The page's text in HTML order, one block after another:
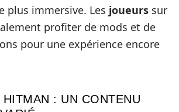
plus immersive. Les joueurs sur
profiter de mods et de
pour une expérience encore
: UN CONTENU